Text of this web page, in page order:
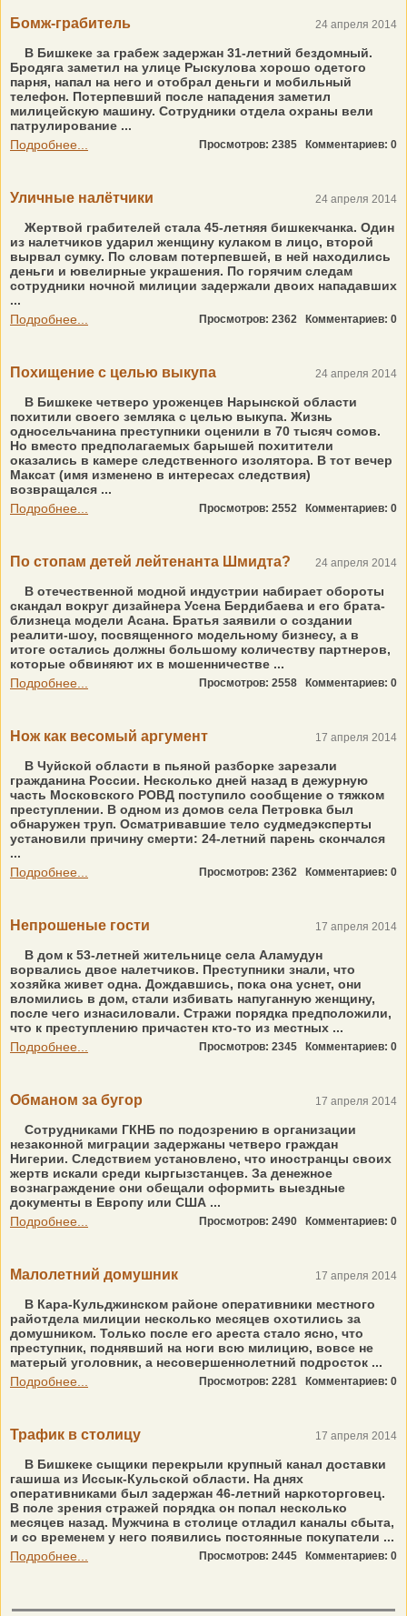
Бомж-грабитель 24 апреля 2014
В Бишкеке за грабеж задержан 31-летний бездомный.
Бродяга заметил на улице Рыскулова хорошо одетого
парня, напал на него и отобрал деньги и мобильный
телефон. Потерпевший после нападения заметил
милицейскую машину. Сотрудники отдела охраны вели
патрулирование ...
Подробнее...
Просмотров: 2385 Комментариев: 0
Уличные налётчики 24 апреля 2014
Жертвой грабителей стала 45-летняя бишкекчанка. Один
из налетчиков ударил женщину кулаком в лицо, второй
вырвал сумку. По словам потерпевшей, в ней находились
деньги и ювелирные украшения. По горячим следам
сотрудники ночной милиции задержали двоих нападавших
...
Подробнее...
Просмотров: 2362 Комментариев: 0
Похищение с целью выкупа 24 апреля 2014
В Бишкеке четверо уроженцев Нарынской области
похитили своего земляка с целью выкупа. Жизнь
односельчанина преступники оценили в 70 тысяч сомов.
Но вместо предполагаемых барышей похитители
оказались в камере следственного изолятора. В тот вечер
Максат (имя изменено в интересах следствия)
возвращался ...
Подробнее...
Просмотров: 2552 Комментариев: 0
По стопам детей лейтенанта Шмидта? 24 апреля 2014
В отечественной модной индустрии набирает обороты
скандал вокруг дизайнера Усена Бердибаева и его брата-
близнеца модели Асана. Братья заявили о создании
реалити-шоу, посвященного модельному бизнесу, а в
итоге остались должны большому количеству партнеров,
которые обвиняют их в мошенничестве ...
Подробнее...
Просмотров: 2558 Комментариев: 0
Нож как весомый аргумент 17 апреля 2014
В Чуйской области в пьяной разборке зарезали
гражданина России. Несколько дней назад в дежурную
часть Московского РОВД поступило сообщение о тяжком
преступлении. В одном из домов села Петровка был
обнаружен труп. Осматривавшие тело судмедэксперты
установили причину смерти: 24-летний парень скончался
...
Подробнее...
Просмотров: 2362 Комментариев: 0
Непрошеные гости 17 апреля 2014
В дом к 53-летней жительнице села Аламудун
ворвались двое налетчиков. Преступники знали, что
хозяйка живет одна. Дождавшись, пока она уснет, они
вломились в дом, стали избивать напуганную женщину,
после чего изнасиловали. Стражи порядка предположили,
что к преступлению причастен кто-то из местных ...
Подробнее...
Просмотров: 2345 Комментариев: 0
Обманом за бугор 17 апреля 2014
Сотрудниками ГКНБ по подозрению в организации
незаконной миграции задержаны четверо граждан
Нигерии. Следствием установлено, что иностранцы своих
жертв искали среди кыргызстанцев. За денежное
вознаграждение они обещали оформить выездные
документы в Европу или США ...
Подробнее...
Просмотров: 2490 Комментариев: 0
Малолетний домушник 17 апреля 2014
В Кара-Кульджинском районе оперативники местного
райотдела милиции несколько месяцев охотились за
домушником. Только после его ареста стало ясно, что
преступник, поднявший на ноги всю милицию, вовсе не
матерый уголовник, а несовершеннолетний подросток ...
Подробнее...
Просмотров: 2281 Комментариев: 0
Трафик в столицу 17 апреля 2014
В Бишкеке сыщики перекрыли крупный канал доставки
гашиша из Иссык-Кульской области. На днях
оперативниками был задержан 46-летний наркоторговец.
В поле зрения стражей порядка он попал несколько
месяцев назад. Мужчина в столице отладил каналы сбыта,
и со временем у него появились постоянные покупатели ...
Подробнее...
Просмотров: 2445 Комментариев: 0